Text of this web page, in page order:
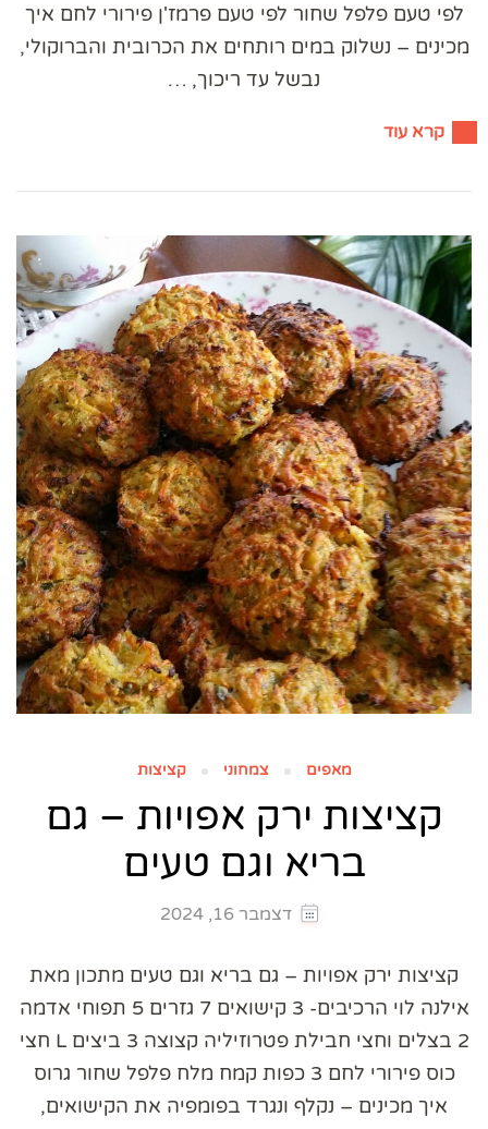
לפי טעם פלפל שחור לפי טעם פרמז'ן פירורי לחם איך
מכינים – נשלוק במים רותחים את הכרובית והברוקולי,
נבשל עד ריכוך, …
קרא עוד
מאפים צמחוני קציצות
קציצות ירק אפויות – גם
בריא וגם טעים
דצמבר 16, 2024
קציצות ירק אפויות – גם בריא וגם טעים מתכון מאת
אילנה לוי הרכיבים- 3 קישואים 7 גזרים 5 תפוחי אדמה
2 בצלים וחצי חבילת פטרוזיליה קצוצה 3 ביצים L חצי
כוס פירורי לחם 3 כפות קמח מלח פלפל שחור גרוס
איך מכינים – נקלף ונגרד בפומפיה את הקישואים,